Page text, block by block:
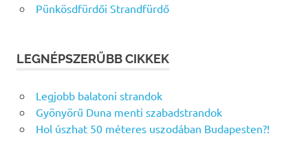
Pünkösdfürdői Strandfürdő
LEGNÉPSZERŰBB CIKKEK
Legjobb balatoni strandok
Gyönyörű Duna menti szabadstrandok
Hol úszhat 50 méteres uszodában Budapesten?!